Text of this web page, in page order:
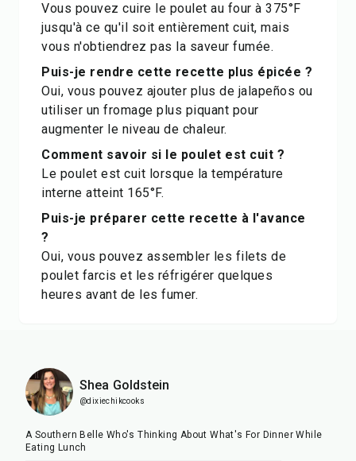
Vous pouvez cuire le poulet au four à 375°F
jusqu'à ce qu'il soit entièrement cuit, mais
vous n'obtiendrez pas la saveur fumée.
Puis-je rendre cette recette plus épicée ?
Oui, vous pouvez ajouter plus de jalapeños ou
utiliser un fromage plus piquant pour
augmenter le niveau de chaleur.
Comment savoir si le poulet est cuit ?
Le poulet est cuit lorsque la température
interne atteint 165°F.
Puis-je préparer cette recette à l'avance
?
Oui, vous pouvez assembler les filets de
poulet farcis et les réfrigérer quelques
heures avant de les fumer.
Shea Goldstein
@dixiechikcooks
A Southern Belle Who's Thinking About What's For Dinner While
Eating Lunch